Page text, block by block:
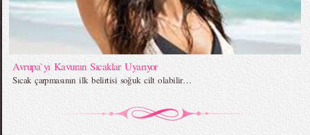
Avrupa`yı Kavuran Sıcaklar Uyarıyor
Sıcak çarpmasının ilk belirtisi soğuk cilt olabilir…